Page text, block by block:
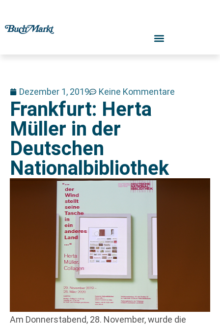
Dezember 1, 2019 Keine Kommentare
Frankfurt: Herta
Müller in der
Deutschen
Nationalbibliothek
Am Donnerstabend, 28. November, wurde die